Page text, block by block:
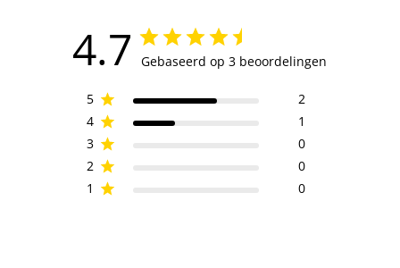
4.7 Gebaseerd op 3 beoordelingen
5
2
4
1
3
0
2
0
1
0